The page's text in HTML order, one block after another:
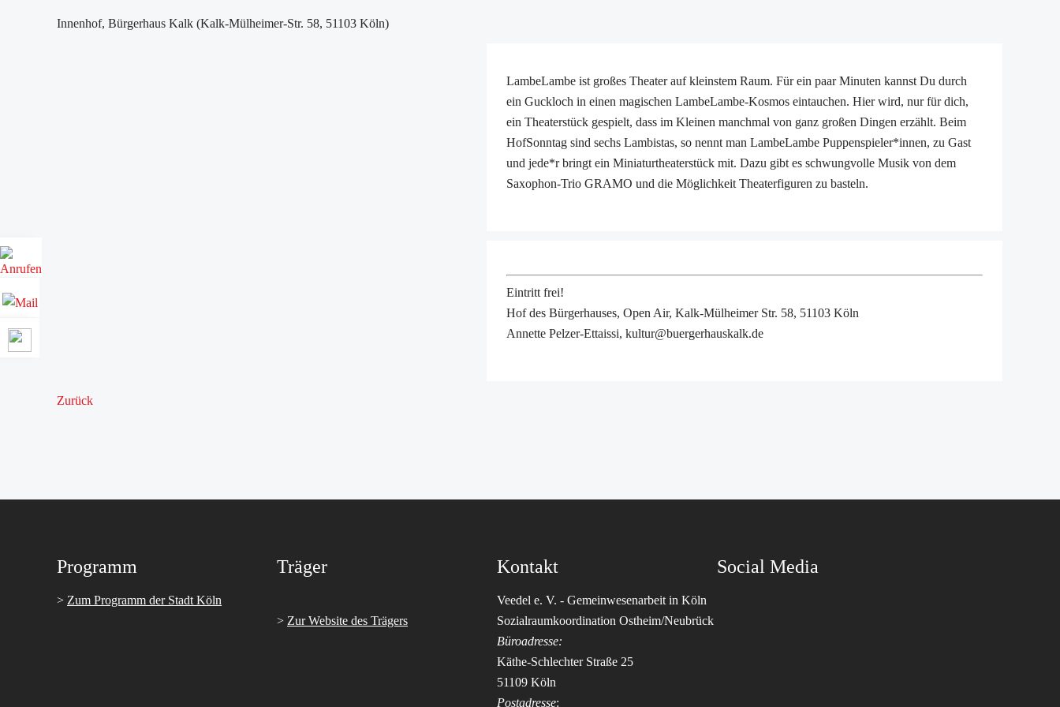
Innenhof, Bürgerhaus Kalk (Kalk-Mülheimer-Str. 58, 51103 Köln)
LambeLambe ist großes Theater auf kleinstem Raum. Für ein paar Minuten kannst Du durch
ein Guckloch in einen magischen LambeLambe-Kosmos eintauchen. Hier wird, nur für dich,
ein Theaterstück gespielt, dass im Kleinen manchmal von ganz großen Dingen erzählt. Beim
HofSonntag sind sechs Lambistas, so nennt man LambeLambe Puppenspieler*innen, zu Gast
und jede*r bringt ein Miniaturtheaterstück mit. Dazu gibt es schwungvolle Musik von dem
Saxophon-Trio GRAMO und die Möglichkeit Theaterfiguren zu basteln.
Eintritt frei!
Hof des Bürgerhauses, Open Air, Kalk-Mülheimer Str. 58, 51103 Köln
Annette Pelzer-Ettaissi, kultur@buergerhauskalk.de
Zurück
Programm
> Zum Programm der Stadt Köln
Träger
> Zur Website des Trägers
Kontakt
Veedel e. V. - Gemeinwesenarbeit in Köln
Sozialraumkoordination Ostheim/Neubrück
Büroadresse:
Käthe-Schlechter Straße 25
51109 Köln
Postadresse:
Social Media